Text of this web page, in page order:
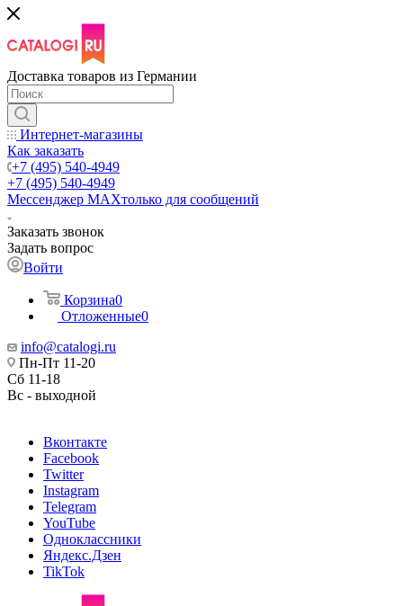
Доставка товаров из Германии
Интернет-магазины
Как заказать
+7 (495) 540-4949
+7 (495) 540-4949
Мессенджер МАХтолько для сообщений
Заказать звонок
Задать вопрос
Войти
Корзина0
Отложенные0
info@catalogi.ru
Пн-Пт 11-20
Сб 11-18
Вс - выходной
Вконтакте
Facebook
Twitter
Instagram
Telegram
YouTube
Одноклассники
Яндекс.Дзен
TikTok